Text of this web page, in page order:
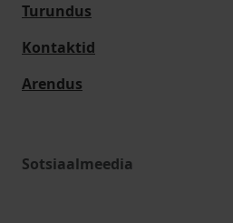
Turundus
Kontaktid
Arendus
Sotsiaalmeedia